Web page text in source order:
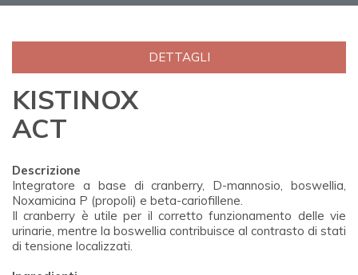
DETTAGLI
KISTINOX
ACT
Descrizione
Integratore a base di cranberry, D-mannosio, boswellia,
Noxamicina P (propoli) e beta-cariofillene.
Il cranberry è utile per il corretto funzionamento delle vie
urinarie, mentre la boswellia contribuisce al contrasto di stati
di tensione localizzati.